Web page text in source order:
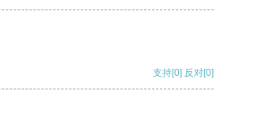
支持[0] 反对[0]